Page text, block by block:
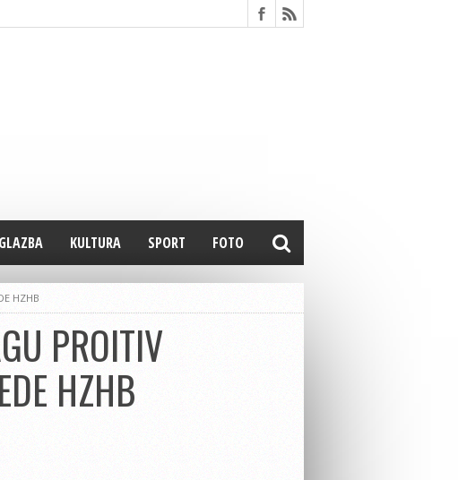
GLAZBA KULTURA SPORT FOTO
HZHB
PROITIV
HZHB